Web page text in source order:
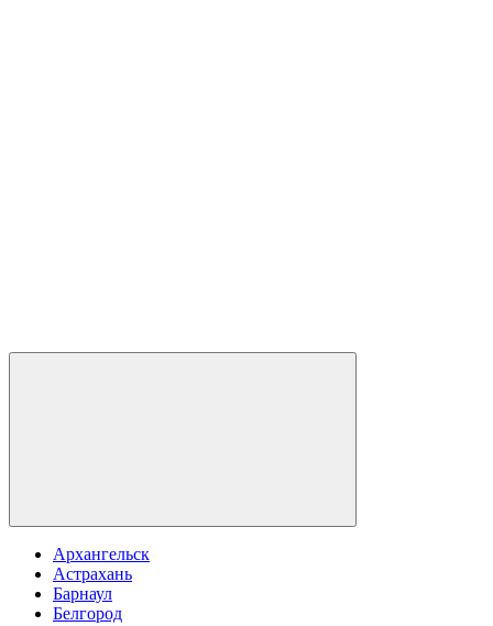
Архангельск
Астрахань
Барнаул
Белгород